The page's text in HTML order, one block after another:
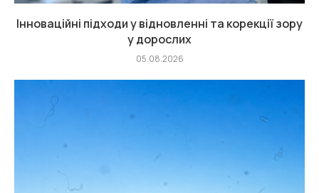
Інноваційні підходи у відновленні та корекції зору
у дорослих
05.08.2026